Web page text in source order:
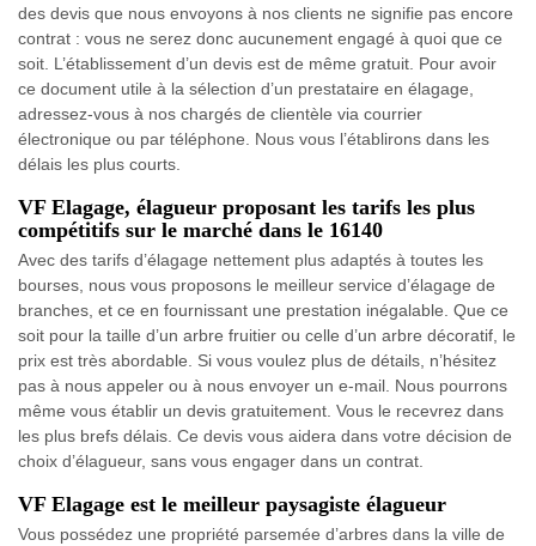
des devis que nous envoyons à nos clients ne signifie pas encore
contrat : vous ne serez donc aucunement engagé à quoi que ce
soit. L’établissement d’un devis est de même gratuit. Pour avoir
ce document utile à la sélection d’un prestataire en élagage,
adressez-vous à nos chargés de clientèle via courrier
électronique ou par téléphone. Nous vous l’établirons dans les
délais les plus courts.
VF Elagage, élagueur proposant les tarifs les plus
compétitifs sur le marché dans le 16140
Avec des tarifs d’élagage nettement plus adaptés à toutes les
bourses, nous vous proposons le meilleur service d’élagage de
branches, et ce en fournissant une prestation inégalable. Que ce
soit pour la taille d’un arbre fruitier ou celle d’un arbre décoratif, le
prix est très abordable. Si vous voulez plus de détails, n’hésitez
pas à nous appeler ou à nous envoyer un e-mail. Nous pourrons
même vous établir un devis gratuitement. Vous le recevrez dans
les plus brefs délais. Ce devis vous aidera dans votre décision de
choix d’élagueur, sans vous engager dans un contrat.
VF Elagage est le meilleur paysagiste élagueur
Vous possédez une propriété parsemée d’arbres dans la ville de